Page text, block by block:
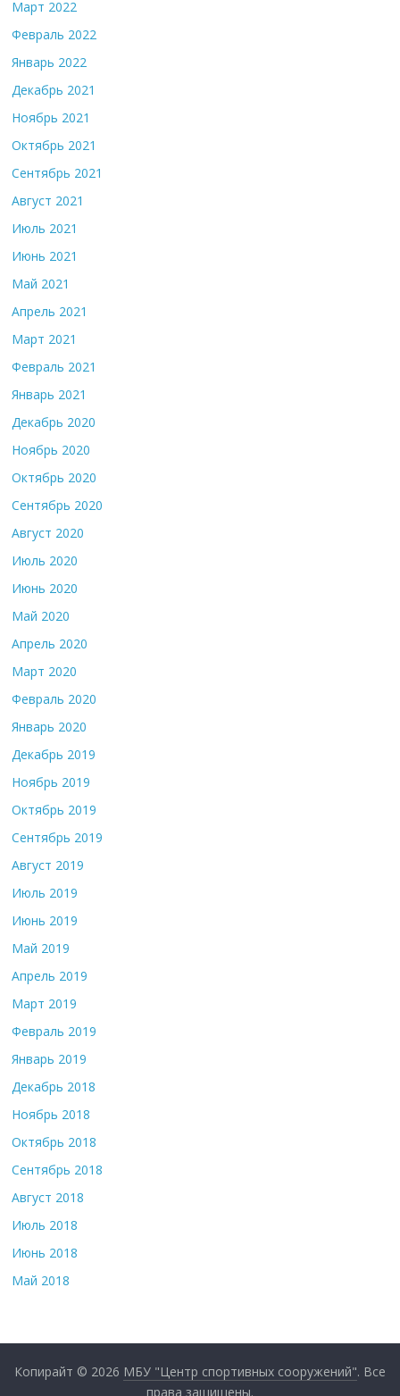
Март 2022
Февраль 2022
Январь 2022
Декабрь 2021
Ноябрь 2021
Октябрь 2021
Сентябрь 2021
Август 2021
Июль 2021
Июнь 2021
Май 2021
Апрель 2021
Март 2021
Февраль 2021
Январь 2021
Декабрь 2020
Ноябрь 2020
Октябрь 2020
Сентябрь 2020
Август 2020
Июль 2020
Июнь 2020
Май 2020
Апрель 2020
Март 2020
Февраль 2020
Январь 2020
Декабрь 2019
Ноябрь 2019
Октябрь 2019
Сентябрь 2019
Август 2019
Июль 2019
Июнь 2019
Май 2019
Апрель 2019
Март 2019
Февраль 2019
Январь 2019
Декабрь 2018
Ноябрь 2018
Октябрь 2018
Сентябрь 2018
Август 2018
Июль 2018
Июнь 2018
Май 2018
Копирайт © 2026 МБУ "Центр спортивных сооружений". Все
права защищены.